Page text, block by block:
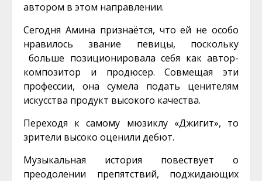
автором в этом направлении.
Сегодня Амина признаётся, что ей не особо
нравилось звание певицы, поскольку
больше позиционировала себя как автор-
композитор и продюсер. Совмещая эти
профессии, она сумела подать ценителям
искусства продукт высокого качества.
Переходя к самому мюзиклу «Джигит», то
зрители высоко оценили дебют.
Музыкальная история повествует о
преодолении препятствий, поджидающих